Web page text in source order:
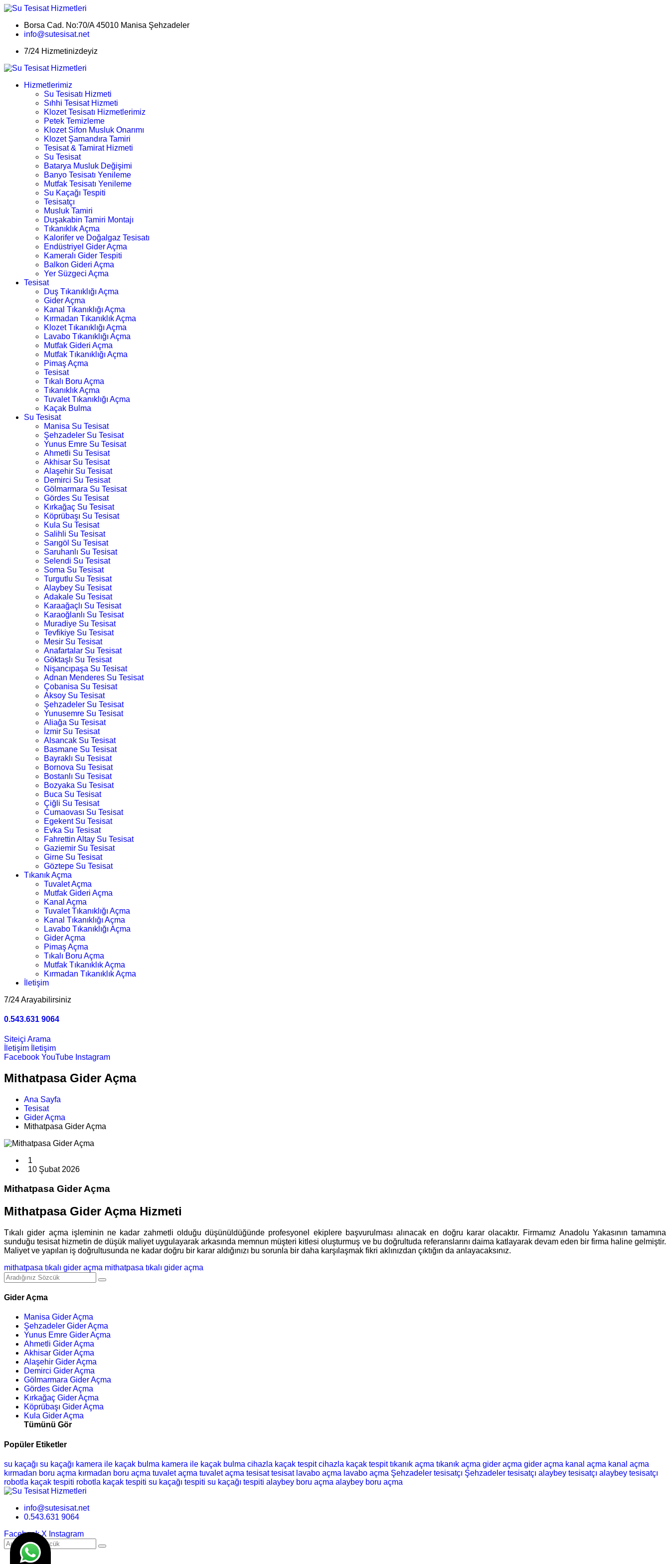
Borsa Cad. No:70/A 45010 Manisa Şehzadeler
info@sutesisat.net
7/24 Hizmetinizdeyiz
Hizmetlerimiz
Su Tesisatı Hizmeti
Sıhhi Tesisat Hizmeti
Klozet Tesisatı Hizmetlerimiz
Petek Temizleme
Klozet Sifon Musluk Onarımı
Klozet Şamandıra Tamiri
Tesisat & Tamirat Hizmeti
Su Tesisat
Batarya Musluk Değişimi
Banyo Tesisatı Yenileme
Mutfak Tesisatı Yenileme
Su Kaçağı Tespiti
Tesisatçı
Musluk Tamiri
Duşakabin Tamiri Montajı
Tıkanıklık Açma
Kalorifer ve Doğalgaz Tesisatı
Endüstriyel Gider Açma
Kameralı Gider Tespiti
Balkon Gideri Açma
Yer Süzgeci Açma
Tesisat
Duş Tıkanıklığı Açma
Gider Açma
Kanal Tıkanıklığı Açma
Kırmadan Tıkanıklık Açma
Klozet Tıkanıklığı Açma
Lavabo Tıkanıklığı Açma
Mutfak Gideri Açma
Mutfak Tıkanıklığı Açma
Pimaş Açma
Tesisat
Tıkalı Boru Açma
Tıkanıklık Açma
Tuvalet Tıkanıklığı Açma
Kaçak Bulma
Su Tesisat
Manisa Su Tesisat
Şehzadeler Su Tesisat
Yunus Emre Su Tesisat
Ahmetli Su Tesisat
Akhisar Su Tesisat
Alaşehir Su Tesisat
Demirci Su Tesisat
Gölmarmara Su Tesisat
Gördes Su Tesisat
Kırkağaç Su Tesisat
Köprübaşı Su Tesisat
Kula Su Tesisat
Salihli Su Tesisat
Sarıgöl Su Tesisat
Saruhanlı Su Tesisat
Selendi Su Tesisat
Soma Su Tesisat
Turgutlu Su Tesisat
Alaybey Su Tesisat
Adakale Su Tesisat
Karaağaçlı Su Tesisat
Karaoğlanlı Su Tesisat
Muradiye Su Tesisat
Tevfikiye Su Tesisat
Mesir Su Tesisat
Anafartalar Su Tesisat
Göktaşlı Su Tesisat
Nişancıpaşa Su Tesisat
Adnan Menderes Su Tesisat
Çobanisa Su Tesisat
Aksoy Su Tesisat
Şehzadeler Su Tesisat
Yunusemre Su Tesisat
Aliağa Su Tesisat
İzmir Su Tesisat
Alsancak Su Tesisat
Basmane Su Tesisat
Bayraklı Su Tesisat
Bornova Su Tesisat
Bostanlı Su Tesisat
Bozyaka Su Tesisat
Buca Su Tesisat
Çiğli Su Tesisat
Cumaovası Su Tesisat
Egekent Su Tesisat
Evka Su Tesisat
Fahrettin Altay Su Tesisat
Gaziemir Su Tesisat
Girne Su Tesisat
Göztepe Su Tesisat
Tıkanık Açma
Tuvalet Açma
Mutfak Gideri Açma
Kanal Açma
Tuvalet Tıkanıklığı Açma
Kanal Tıkanıklığı Açma
Lavabo Tıkanıklığı Açma
Gider Açma
Pimaş Açma
Tıkalı Boru Açma
Mutfak Tıkanıklık Açma
Kırmadan Tıkanıklık Açma
İletişim
7/24 Arayabilirsiniz
0.543.631 9064
Siteiçi Arama
İletişim
İletişim
Facebook YouTube Instagram
Mithatpasa Gider Açma
Ana Sayfa
Tesisat
Gider Açma
Mithatpasa Gider Açma
1
10 Şubat 2026
Mithatpasa Gider Açma
Mithatpasa Gider Açma Hizmeti
Tıkalı gider açma işleminin ne kadar zahmetli olduğu düşünüldüğünde profesyonel ekiplere başvurulması alınacak en doğru karar olacaktır. Firmamız Anadolu Yakasının tamamına
sunduğu tesisat hizmetin de düşük maliyet uygulayarak arkasında memnun müşteri kitlesi oluşturmuş ve bu doğrultuda referanslarını daima katlayarak devam eden bir firma haline gelmiştir.
Maliyet ve yapılan iş doğrultusunda ne kadar doğru bir karar aldığınızı bu sorunla bir daha karşılaşmak fikri aklınızdan çıktığın da anlayacaksınız.
mithatpasa tıkalı gider açma mithatpasa tıkalı gider açma
Gider Açma
Manisa Gider Açma
Şehzadeler Gider Açma
Yunus Emre Gider Açma
Ahmetli Gider Açma
Akhisar Gider Açma
Alaşehir Gider Açma
Demirci Gider Açma
Gölmarmara Gider Açma
Gördes Gider Açma
Kırkağaç Gider Açma
Köprübaşı Gider Açma
Kula Gider Açma
Tümünü Gör
Popüler Etiketler
su kaçağı su kaçağı kamera ile kaçak bulma kamera ile kaçak bulma cihazla kaçak tespit cihazla kaçak tespit tıkanık açma tıkanık açma gider açma gider açma kanal açma kanal açma
kırmadan boru açma kırmadan boru açma tuvalet açma tuvalet açma tesisat tesisat lavabo açma lavabo açma Şehzadeler tesisatçı Şehzadeler tesisatçı alaybey tesisatçı alaybey tesisatçı
robotla kaçak tespiti robotla kaçak tespiti su kaçağı tespiti su kaçağı tespiti alaybey boru açma alaybey boru açma
info@sutesisat.net
0.543.631 9064
Facebook X Instagram